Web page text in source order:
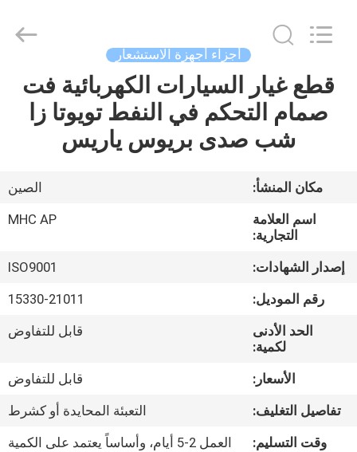
الصفحة
الرئيسية
معلومات
جولة
مراقبة
الجودة
Limited.
Reserved.
أجزاء أجهزة الاستشعار
قطع غيار السيارات الكهربائية فت
صمام التحكم في النفط تويوتا زا
شب صدى بريوس ياريس
مكان المنشأ:
الصين
اسم العلامة
التجارية:
MHC AP
إصدار الشهادات:
ISO9001
رقم الموديل:
15330-21011
الحد الأدنى
لكمية:
قابل للتفاوض
الأسعار:
قابل للتفاوض
تفاصيل التغليف:
التعبئة المحايدة أو كشرط
وقت التسليم:
العمل 2-5 أيام، وأساساً يعتمد على الكمية